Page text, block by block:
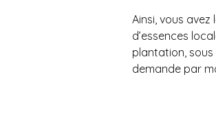
Ainsi, vous
d’essences
plantation, sous
demande par